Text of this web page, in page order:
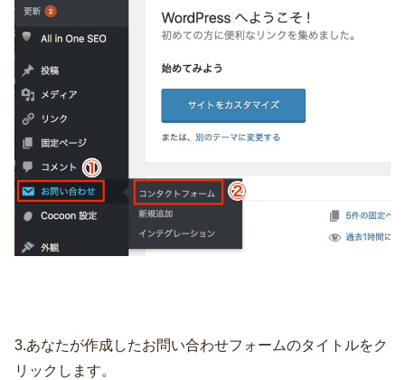
3.あなたが作成したお問い合わせフォームのタイトルをク
リックします。